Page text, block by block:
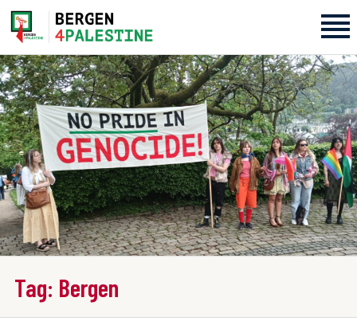
Tag: Bergen
Home
Aktiviteter
Bli med på laget!
Om oss